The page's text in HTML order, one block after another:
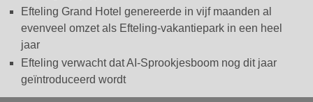
Efteling Grand Hotel genereerde in vijf maanden al
evenveel omzet als Efteling-vakantiepark in een heel
jaar
Efteling verwacht dat AI-Sprookjesboom nog dit jaar
geïntroduceerd wordt